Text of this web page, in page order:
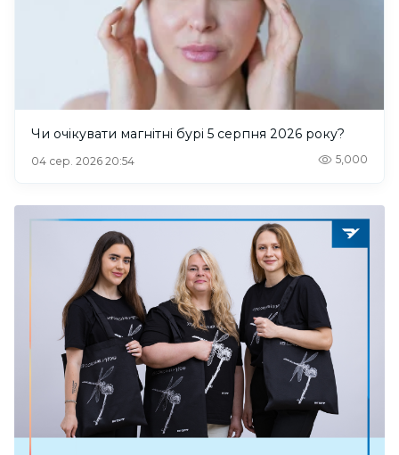
Чи очікувати магнітні бурі 5 серпня 2026 року?
04 сер. 2026 20:54 5,000